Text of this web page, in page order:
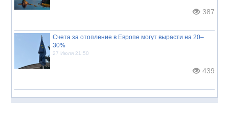
387
Счета за отопление в Европе могут вырасти на 20–
30%
27 Июля 21:50
439